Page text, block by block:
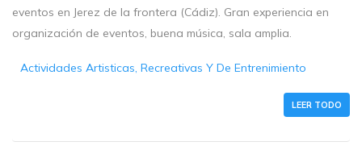
eventos en Jerez de la frontera (Cádiz). Gran experiencia en
organización de eventos, buena música, sala amplia.
Actividades Artisticas, Recreativas Y De Entrenimiento
LEER TODO